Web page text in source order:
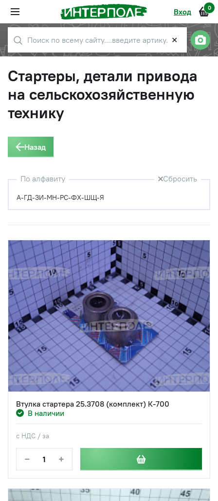
Вход 0
✕
Стартеры, детали привода
на сельскохозяйственную
технику
Назад
По алфавиту Сбросить
А-ГД-ЗИ-МН-РС-ФХ-ШЩ-Я
Втулка стартера 25.3708 (комплект) К-700
В наличии
с НДС / за
− +